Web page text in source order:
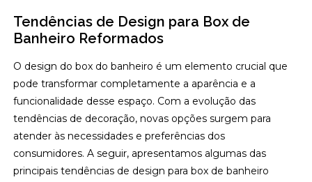
Tendências de Design para Box de
Banheiro Reformados
O design do box do banheiro é um elemento crucial que
pode transformar completamente a aparência e a
funcionalidade desse espaço. Com a evolução das
tendências de decoração, novas opções surgem para
atender às necessidades e preferências dos
consumidores. A seguir, apresentamos algumas das
principais tendências de design para box de banheiro